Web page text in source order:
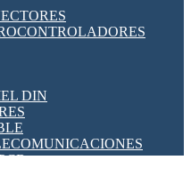
Y TC'S DE CORRIENTE
PROGRAMABLES
DIN